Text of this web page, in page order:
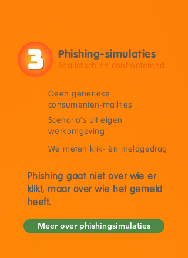
Phishing-simulaties
Realistisch en confronterend.
Geen generieke
consumenten-mailtjes
Scenario's uit eigen
werkomgeving
We meten klik- én meldgedrag
Phishing gaat niet over wie er
klikt, maar over wie het gemeld
heeft.
Meer over phishingsimulaties